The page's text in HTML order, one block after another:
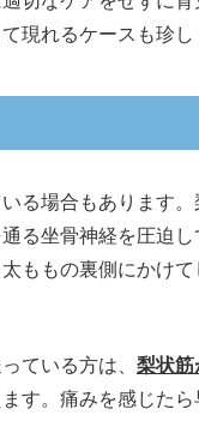
現れるケースも珍し
る場合もあります
る坐骨神経を圧迫
ももの裏側にかけ
ている方は、 梨状
す。痛みを感じた